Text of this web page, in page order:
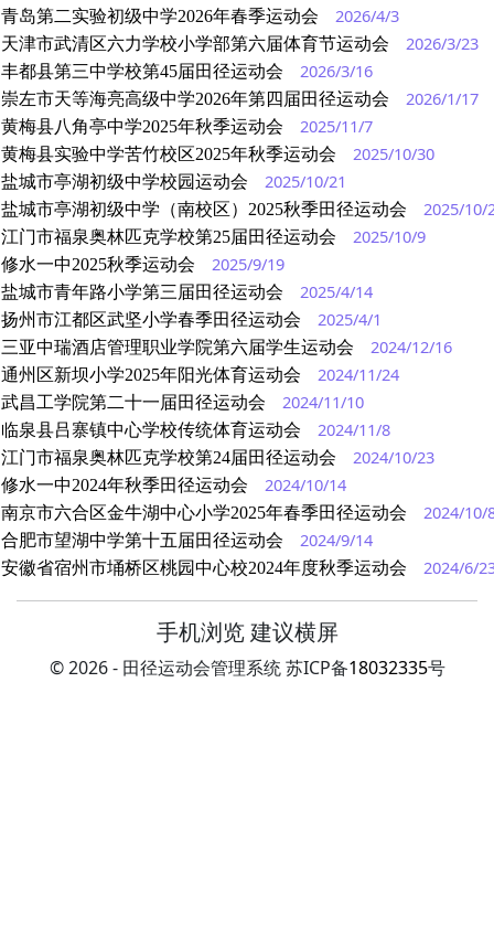
青岛第二实验初级中学2026年春季运动会 2026/4/3
天津市武清区六力学校小学部第六届体育节运动会 2026/3/23
丰都县第三中学校第45届田径运动会 2026/3/16
崇左市天等海亮高级中学2026年第四届田径运动会 2026/1/17
黄梅县八角亭中学2025年秋季运动会 2025/11/7
黄梅县实验中学苦竹校区2025年秋季运动会 2025/10/30
盐城市亭湖初级中学校园运动会 2025/10/21
盐城市亭湖初级中学（南校区）2025秋季田径运动会 2025/10/
江门市福泉奥林匹克学校第25届田径运动会 2025/10/9
修水一中2025秋季运动会 2025/9/19
盐城市青年路小学第三届田径运动会 2025/4/14
扬州市江都区武坚小学春季田径运动会 2025/4/1
三亚中瑞酒店管理职业学院第六届学生运动会 2024/12/16
通州区新坝小学2025年阳光体育运动会 2024/11/24
武昌工学院第二十一届田径运动会 2024/11/10
临泉县吕寨镇中心学校传统体育运动会 2024/11/8
江门市福泉奥林匹克学校第24届田径运动会 2024/10/23
修水一中2024年秋季田径运动会 2024/10/14
南京市六合区金牛湖中心小学2025年春季田径运动会 2024/10/
合肥市望湖中学第十五届田径运动会 2024/9/14
安徽省宿州市埇桥区桃园中心校2024年度秋季运动会 2024/6/
手机浏览 建议横屏
© 2026 - 田径运动会管理系统 苏ICP备18032335号